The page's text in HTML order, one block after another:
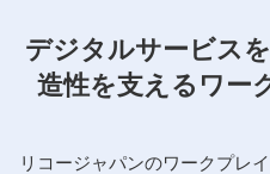
デジタルサービス
造性を支えるワー
リコージャパンのワークプレ